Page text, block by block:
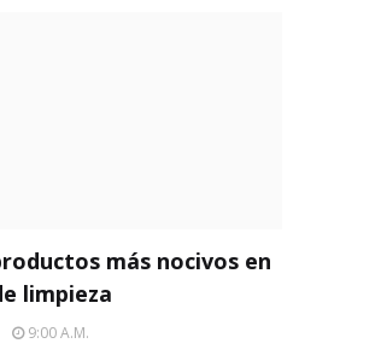
más nocivos en
limpieza
9:00 A.m.